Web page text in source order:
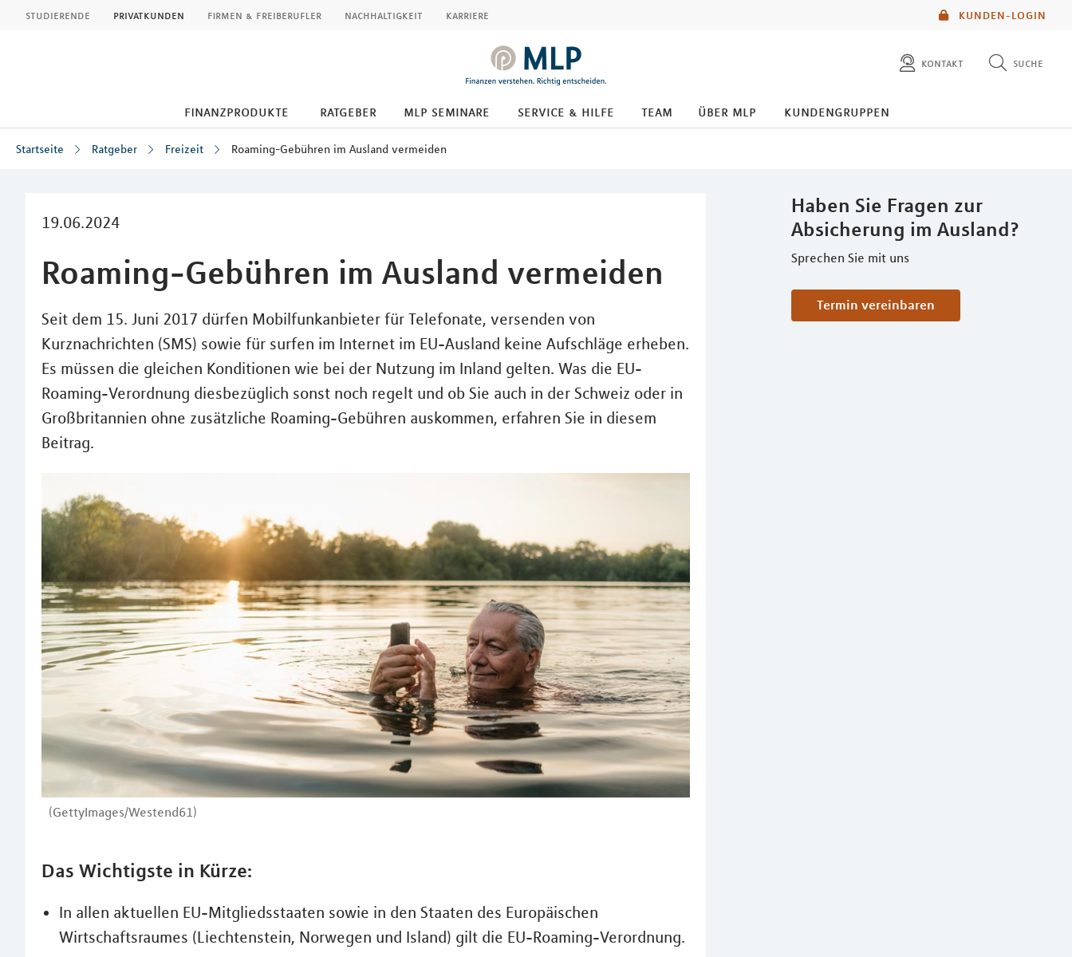
KUNDEN-LOGIN
studierende privatkunden firmen & freiberufler nachhaltigkeit karriere
kontakt suche
diese website durchsuchen
finanzprodukte ratgeber mlp seminare service & hilfe team über mlp kundengruppen
Startseite Ratgeber Freizeit Roaming-Gebühren im Ausland vermeiden
19.06.2024
Roaming-Gebühren im Ausland vermeiden
Seit dem 15. Juni 2017 dürfen Mobilfunkanbieter für Telefonate, versenden von
Kurznachrichten (SMS) sowie für surfen im Internet im EU-Ausland keine Aufschläge erheben.
Es müssen die gleichen Konditionen wie bei der Nutzung im Inland gelten. Was die EU-
Roaming-Verordnung diesbezüglich sonst noch regelt und ob Sie auch in der Schweiz oder in
Großbritannien ohne zusätzliche Roaming-Gebühren auskommen, erfahren Sie in diesem
Beitrag.
(GettyImages/Westend61)
Haben Sie Fragen zur
Absicherung im Ausland?
Sprechen Sie mit uns
Termin vereinbaren
Das Wichtigste in Kürze:
In allen aktuellen EU-Mitgliedsstaaten sowie in den Staaten des Europäischen
Wirtschaftsraumes (Liechtenstein, Norwegen und Island) gilt die EU-Roaming-Verordnung.